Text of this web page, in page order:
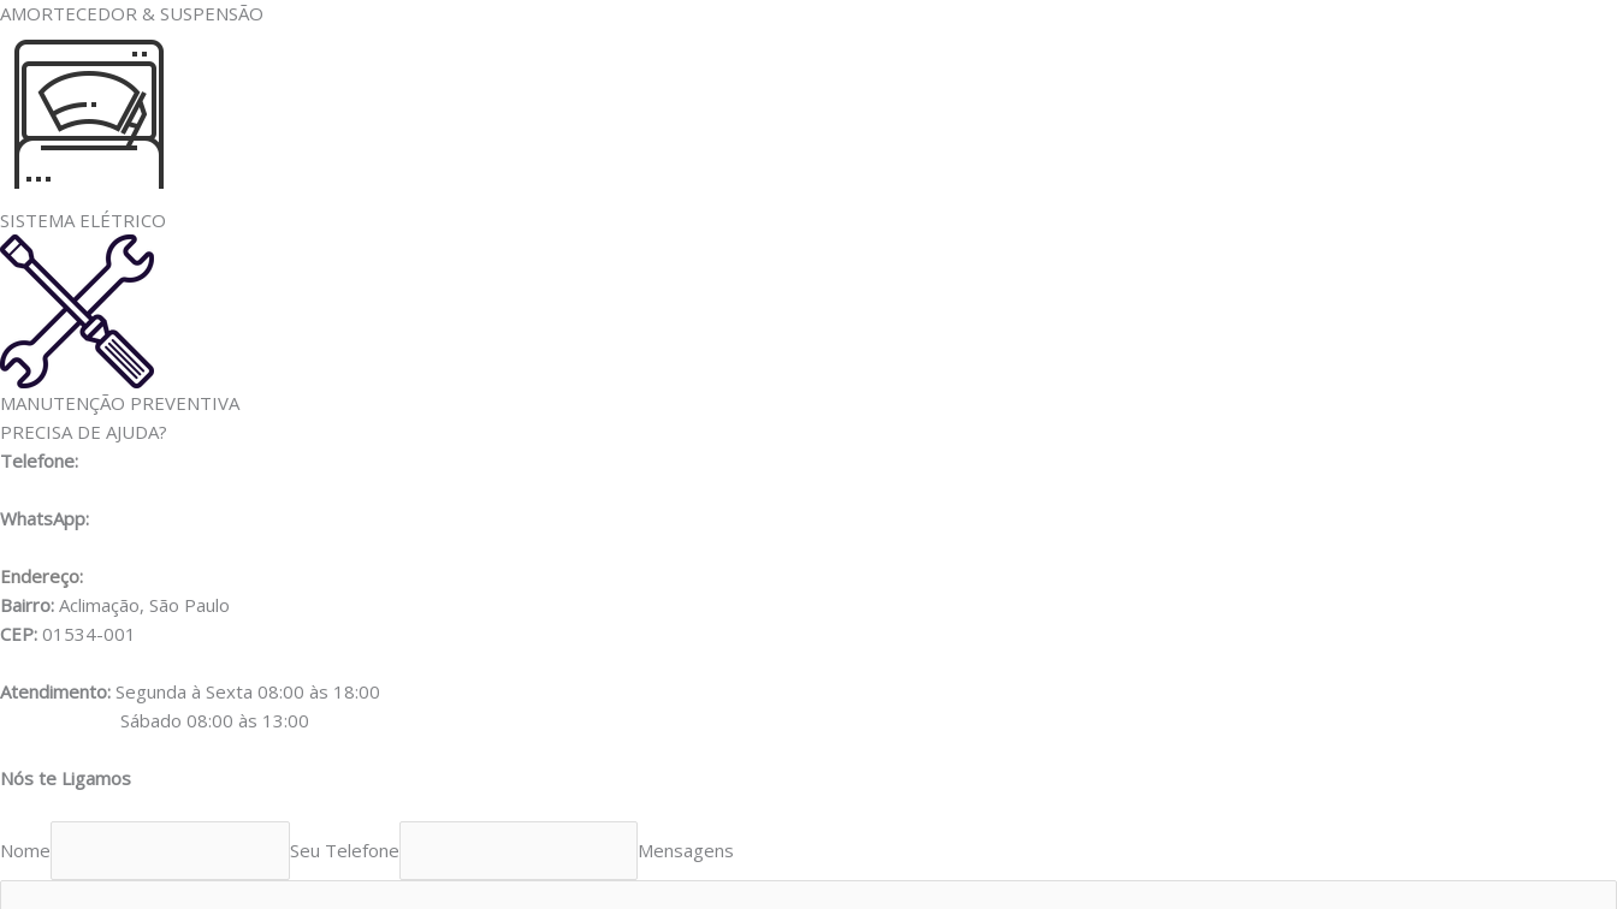
AMORTECEDOR & SUSPENSÃO
SISTEMA ELÉTRICO
MANUTENÇÃO PREVENTIVA
PRECISA DE AJUDA?
Telefone:
WhatsApp:
Endereço:
Bairro: Aclimação, São Paulo
CEP: 01534-001
Atendimento: Segunda à Sexta 08:00 às 18:00
Sábado 08:00 às 13:00
Nós te Ligamos
Nome Seu Telefone Mensagens